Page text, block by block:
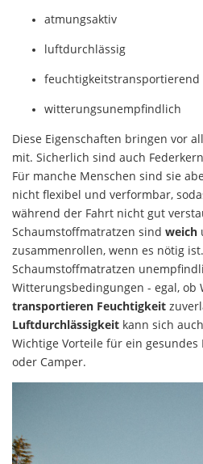
atmungsaktiv
luftdurchlässig
feuchtigkeitstransportierend
witterungsunempfindlich
Diese Eigenschaften bringen vor
mit. Sicherlich sind auch
Für manche Menschen sind sie
nicht flexibel und verformbar,
während der Fahrt nicht gut
Schaumstoffmatratzen sind weich
zusammenrollen, wenn es nötig
Schaumstoffmatratzen
Witterungsbedingungen - egal, ob
transportieren Feuchtigkeit
Luftdurchlässigkeit kann sich
Wichtige Vorteile für ein
oder Camper.